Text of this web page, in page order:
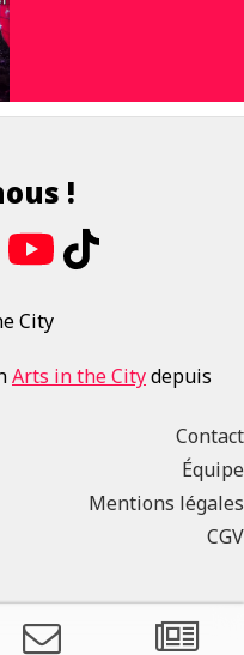
!
City
Arts in the Citydepuis
Contact
Équipe
Mentions légales
CGV